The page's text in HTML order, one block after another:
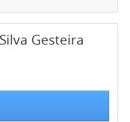
Gesteira